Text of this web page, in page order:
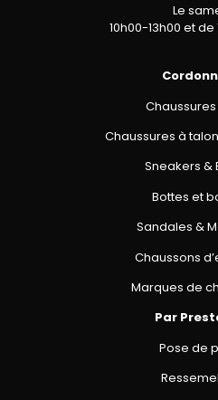
Le
10h00-13h00 et de
Chaussures à
Sneakers &
Bottes et
Sandales &
Chaussons
Marques de
Par
Pose de